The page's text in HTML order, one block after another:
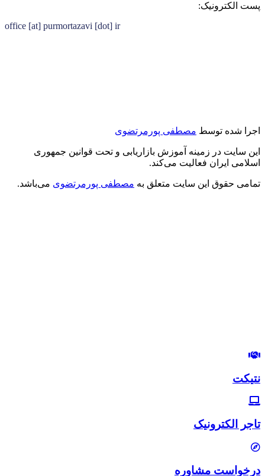
پست الکترونیک:
office [at] purmortazavi [dot] ir
اجرا شده توسط مصطفی پورمرتضوی
این سایت در زمینه آموزش بازاریابی و تحت قوانین جمهوری
اسلامی ایران فعالیت می‌کند.
تمامی حقوق این سایت متعلق به مصطفی پورمرتضوی می‌باشد.
نتیکت
تاجر الکترونیک
درخواست مشاوره